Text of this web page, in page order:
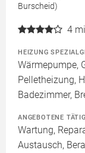
Burscheid)
4
HEIZUNG
Wärmepumpe,
Pelletheizung,
Badezimmer,
ANGEBOTENE
Wartung,
Austausch,